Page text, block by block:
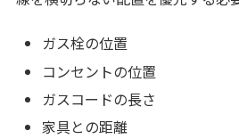
ガス栓の位置
コンセントの位置
ガスコードの長さ
家具との距離